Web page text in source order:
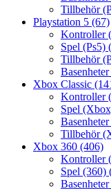
Tillbehör
Playstation 5 (67)
Kontroller
Spel (Ps5)
Tillbehör
Xbox Classic
Kontroller
Spel
Tillbehör
Xbox 360 (406)
Kontroller
Spel (360)